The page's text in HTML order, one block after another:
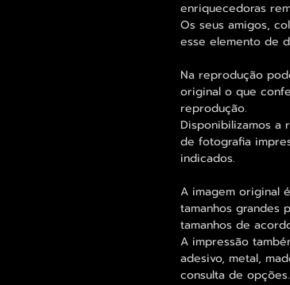
enriquecedoras
Os seus amigos,
esse elemento de
Na reprodução
original o que
reprodução.
Disponibilizamos a
de fotografia
indicados.
A imagem original
tamanhos grandes
tamanhos de
A impressão
adesivo, metal,
consulta de opções.